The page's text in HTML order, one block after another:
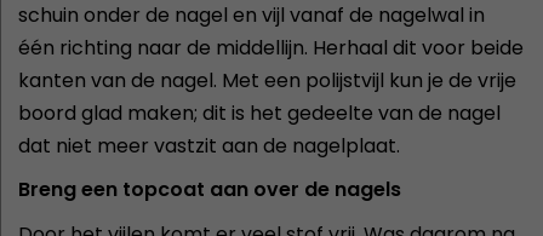
schuin onder de nagel en vijl vanaf de nagelwal in
één richting naar de middellijn. Herhaal dit voor beide
kanten van de nagel. Met een polijstvijl kun je de vrije
boord glad maken; dit is het gedeelte van de nagel
dat niet meer vastzit aan de nagelplaat.
Breng een topcoat aan over de nagels